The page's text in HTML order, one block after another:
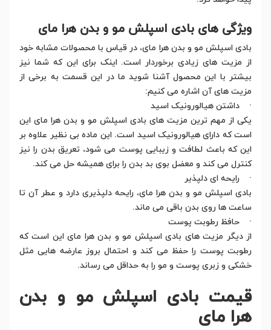
ویژگی های بادی اسپلش مو و بدن هرا مای
بادی اسپلش مو و بدن هرا مای، در قیاس با محصولات مشابه خود
از مزیت های زیادی برخوردار است. اینک برای این که شما نیز
بیشتر با این محصول آشنا شوید ما در این قسمت به برخی از
مزیت های آن اشاره می کنیم:
· داشتن هیالورونیک اسید
یکی از مهم ترین مزیت های بادی اسپلش مو و بدن هرا مای این
است که دارای هیالورونیک اسید است. این ماده بی نظیر علاوه بر
این که باعث لطافت و زیبایی پوست می شود، تعریق بدن را نیز
کنترل می کند و معضل بوی بد بدن را برای همیشه حل می کند.
· رایحه ای دلپذیر
بادی اسپلش مو و بدن هرا مای، رایحه دلپذیری دارد و عطر آن تا
ساعت ها روی بدن باقی می ماند.
· حافظ رطوبت پوست
از دیگر مزیت های بادی اسپلش مو و بدن هرا مای این است که
رطوبت پوست را حفظ می کند و احتمال بروز عارضه هایی مثل
خشکی و زبری پوست و مو را به حداقل می رساند.
قیمت بادی اسپلش مو و بدن
هرا مای